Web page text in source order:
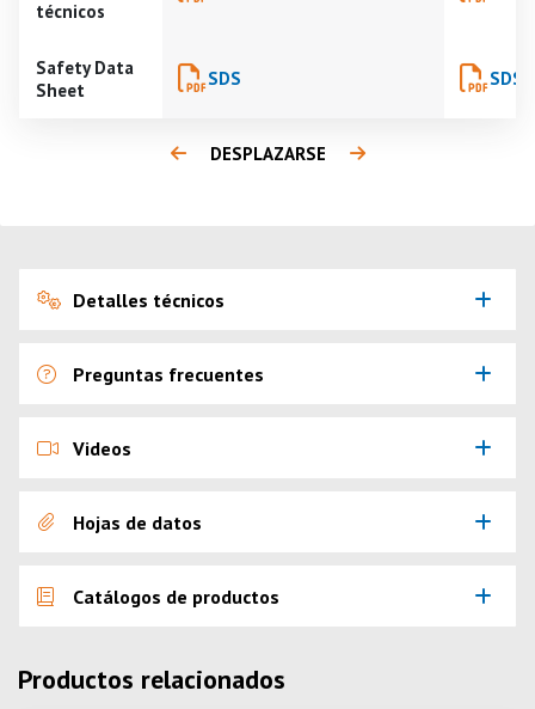
técnicos
Safety Data
Sheet
SDS SDS
DESPLAZARSE
Detalles técnicos
Preguntas frecuentes
Videos
Hojas de datos
Catálogos de productos
Productos relacionados